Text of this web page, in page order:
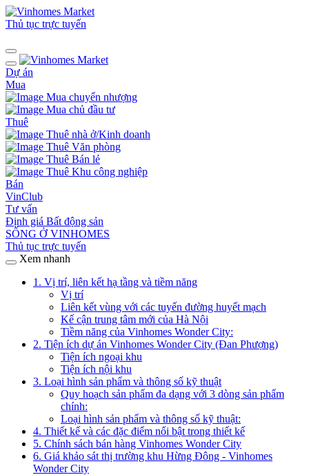
Thủ tục trực tuyến
Dự án
Mua
Mua chuyển nhượng
Mua chủ đầu tư
Thuê
Thuê nhà ở/Kinh doanh
Thuê Văn phòng
Thuê Bán lẻ
Thuê Khu công nghiệp
Bán
VinClub
Tư vấn
Định giá Bất động sản
SỐNG Ở VINHOMES
Thủ tục trực tuyến
Xem nhanh
1. Vị trí, liên kết hạ tầng và tiềm năng
Vị trí
Liên kết vùng với các tuyến đường huyết mạch
Kế cận trung tâm mới của Hà Nội
Tiềm năng của Vinhomes Wonder City:
2. Tiện ích dự án Vinhomes Wonder City (Đan Phượng)
Tiện ích ngoại khu
Tiện ích nội khu
3. Loại hình sản phẩm và thông số kỹ thuật
Quy hoạch sản phẩm đa dạng với 3 dòng sản phẩm
chính:
Loại hình sản phẩm và thông số kỹ thuật:
4. Thiết kế và các đặc điểm nổi bật trong thiết kế
5. Chính sách bán hàng Vinhomes Wonder City
6. Giá khảo sát thị trường khu Hừng Đông - Vinhomes
Wonder City